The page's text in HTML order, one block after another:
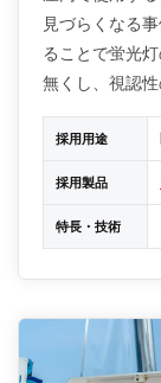
見づらくなる
ることで蛍光
無くし、視認性
採用用途
採用製品
特長・技術